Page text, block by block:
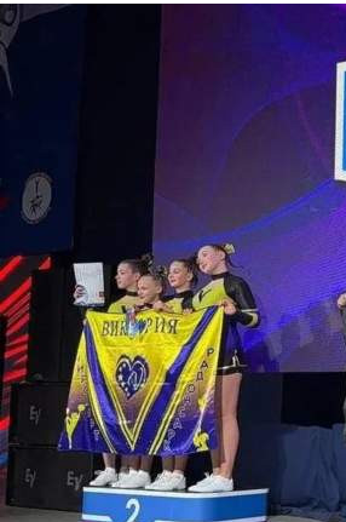
Красноярская
завоевала
всероссийских
соревнований
спорту
Спорт
08.06.2026 15:19521